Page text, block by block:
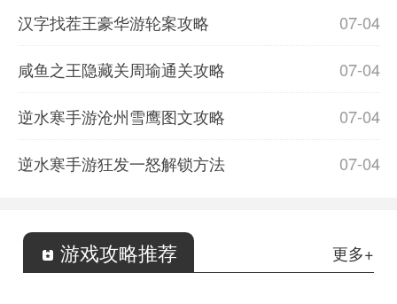
07-04
汉字找茬王豪华游轮案攻略
07-04
咸鱼之王隐藏关周瑜通关攻略
07-04
逆水寒手游沧州雪鹰图文攻略
07-04
逆水寒手游狂发一怒解锁方法
游戏攻略推荐 更多+